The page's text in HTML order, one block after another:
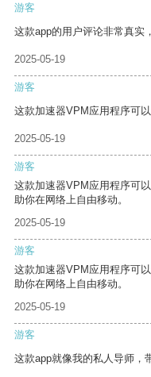
游客
这款app的用户评论非常真实
2025-05-19
游客
这款加速器VPM应用程序可
2025-05-19
游客
这款加速器VPM应用程序可
助你在网络上自由移动。
2025-05-19
游客
这款加速器VPM应用程序可
助你在网络上自由移动。
2025-05-19
游客
这款app就像我的私人导师，